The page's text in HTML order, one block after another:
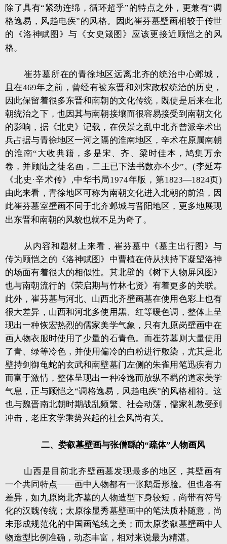
除了具有“紧劲连绵，循环超乎”的特点之外，更兼有“调
格逸易，风趋电疾”的风格。因此崔芬墓壁画相较于传世
的《洛神赋图》与《女史箴图》应该更接近顾恺之的风
格。
崔芬墓所在的青徐地区远离北齐的统治中心邺城，
且在469年之前，曾经有被东晋和刘宋政权统治的历史，
因此保留着很多东晋和南朝的文化传统，既使是后来在北
朝统治之下，也因其与南朝接壤而很容易接受到南朝文化
的影响，据《北史》记载，在侯景之乱中北齐曾派辛术出
兵占据与青徐地区一河之隔的淮南地区，辛术在原属南朝
的淮南“大收典籍，多是宋、齐、梁时佳本，鸠集万余
卷，并顾陆之徒名画，二王已下法书数亦不少”。(李延寿
《北史·辛术传》,中华书局1974年版，第1823—1824页)
由此来看，青徐地区可称为南朝文化进入北朝的前沿，因
此崔芬墓室壁画不同于北齐邺城与晋阳地区，更多地展现
出东晋和南朝的风貌也就不足为奇了。
从内容和题材上来看，崔芬墓中《墓主出行图》与
传为顾恺之的《洛神赋图》中曹植在侍从扶持下凝望洛神
的场面有着很大的相似性。其北壁的《树下人物屏风图》
也与南朝流行的《荣启期与竹林七贤》有着更多的关联。
此外，崔芬墓与河北、山西北齐壁画墓在使用色彩上也有
很大差异，山西和河北多使用黑、红等暖色调，整体上呈
现出一种恢宏热烈的儒家美学气象，只有九原岗壁画中在
画人物衣服时使用了少量的石青色。而崔芬墓则大量使用
了青、绿等冷色，并使用偏冷的白粉进行敷染，尤其是北
壁持剑御龟蛇的玄武和南壁墓门左侧的朱雀用笔迅疾有力
而富于激情，整体呈现出一种冷逸而放纵不羁的道家美学
气息，正与顾恺之“调格逸易，风趋电疾”的风格相符。这
也与魏晋南北朝时期战乱频繁、社会动荡，儒家礼教受到
冲击，老庄玄学乘势兴起的社会风尚有关。
二、娄叡墓壁画与张僧繇的“疏体”人物画风
山西是目前北齐壁画墓发现最多的地区，其壁画有
一个共同特点——画中人物都有一张鹅蛋形脸。但也各有
差异，如九原岗北齐墓的人物造型下身较短，尚带有符号
化的汉魏传统；太原徐显秀墓壁画中的笔法质朴随意，尚
未形成规范化的中国画笔线之美；而太原娄叡墓壁画中人
物造型比例准确，动态丰富，相对来说最为精湛。